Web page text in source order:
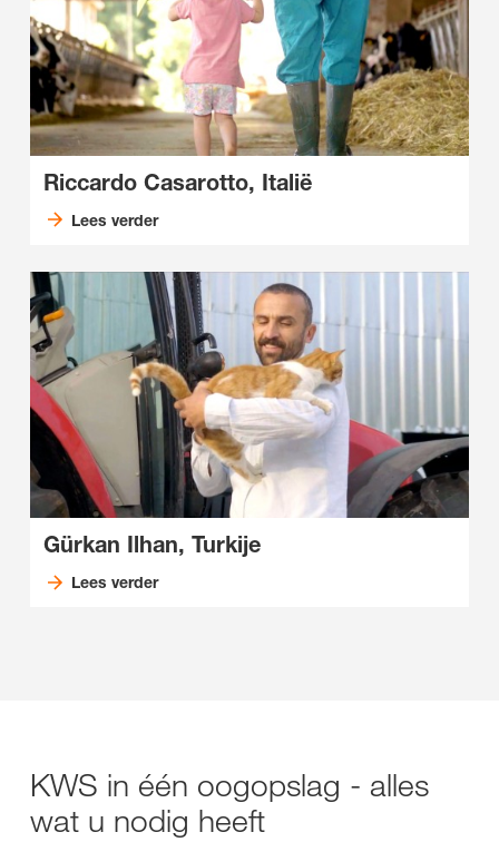
Riccardo Casarotto, Italië
Lees verder
Gürkan Ilhan, Turkije
Lees verder
KWS in één oogopslag - alles
wat u nodig heeft